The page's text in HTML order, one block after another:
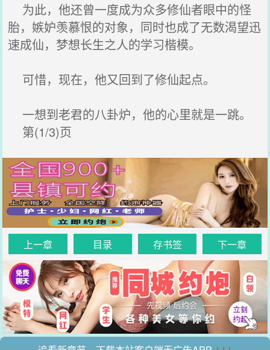
为此，他还曾一度成为众多修仙者眼中的怪
胎，嫉妒羡慕恨的对象，同时也成了无数渴望迅
速成仙，梦想长生之人的学习楷模。
可惜，现在，他又回到了修仙起点。
一想到老君的八卦炉，他的心里就是一跳。
第(1/3)页
上一章 目录 存书签 下一章